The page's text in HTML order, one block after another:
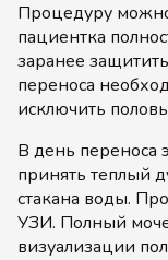
Процедуру
пациентка
заранее
переноса
исключить
В день
принять теплый
стакана воды.
УЗИ. Полный
визуализации